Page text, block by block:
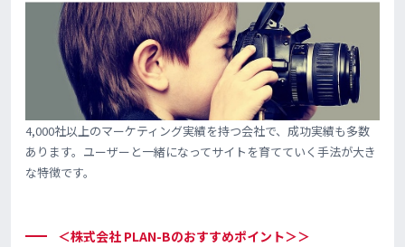
4,000社以上のマーケティング実績を持つ会社で、成功実績も多数
あります。ユーザーと一緒になってサイトを育てていく手法が大き
な特徴です。
＜株式会社 PLAN-Bのおすすめポイント＞＞